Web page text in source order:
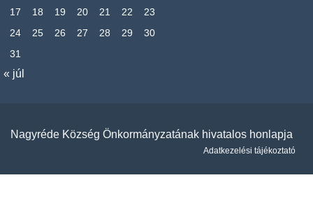
17
18 19 20 21 22
23
24
25 26 27 28 29
30
31
« júl
Nagyréde Község Önkormányzatának hivatalos honlapja
Adatkezelési tájékoztató